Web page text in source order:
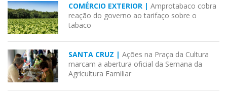
COMÉRCIO EXTERIOR | Amprotabaco cobra
reação do governo ao tarifaço sobre o
tabaco
SANTA CRUZ | Ações na Praça da Cultura
marcam a abertura oficial da Semana da
Agricultura Familiar